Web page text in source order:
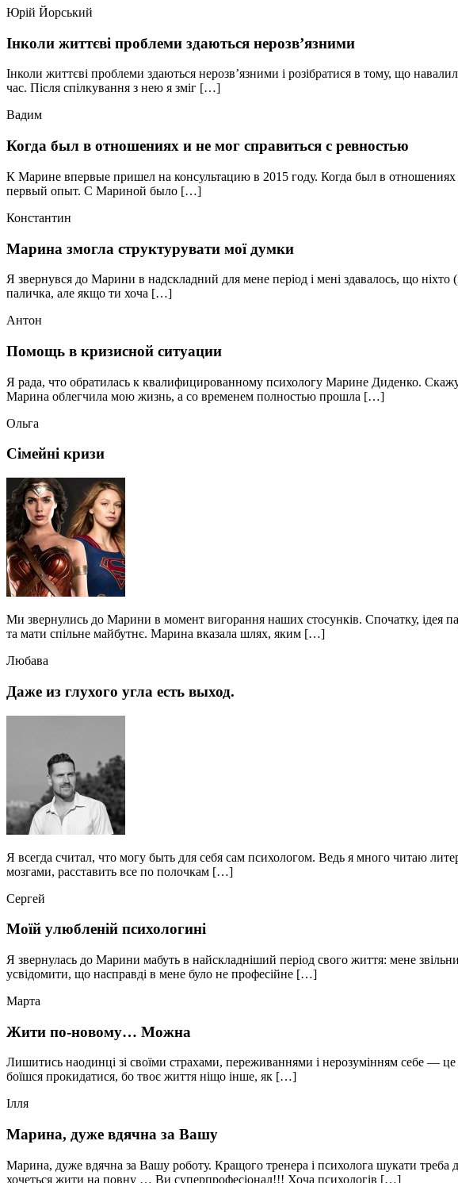
Юрій Йорський
Інколи життєві проблеми здаються нерозв’язними
Інколи життєві проблеми здаються нерозв’язними і розібратися в тому, що
час. Після спілкування з нею я зміг […]
Вадим
Когда был в отношениях и не мог справиться с ревностью
К Марине впервые пришел на консультацию в 2015 году. Когда был в
первый опыт. С Мариной было […]
Константин
Марина змогла структурувати мої думки
Я звернувся до Марини в надскладний для мене період і мені здавалось, що
паличка, але якщо ти хоча […]
Антон
Помощь в кризисной ситуации
Я рада, что обратилась к квалифицированному психологу Марине Диденко.
Марина облегчила мою жизнь, а со временем полностью прошла […]
Ольга
Сімейні кризи
Ми звернулись до Марини в момент вигорання наших стосунків. Спочатку, ідея
та мати спільне майбутнє. Марина вказала шлях, яким […]
Любава
Даже из глухого угла есть выход.
Я всегда считал, что могу быть для себя сам психологом. Ведь я много читаю
мозгами, расставить все по полочкам […]
Сергей
Моїй улюбленій психологині
Я звернулась до Марини мабуть в найскладніший період свого життя: мене
усвідомити, що насправді в мене було не професійне […]
Марта
Жити по-новому… Можна
Лишитись наодинці зі своїми страхами, переживаннями і нерозумінням себе —
боїшся прокидатися, бо твоє життя ніщо інше, як […]
Ілля
Марина, дуже вдячна за Вашу
Марина, дуже вдячна за Вашу роботу. Кращого тренера і психолога шукати
хочеться жити на повну … Ви суперпрофесіонал!!! Хоча психологів […]